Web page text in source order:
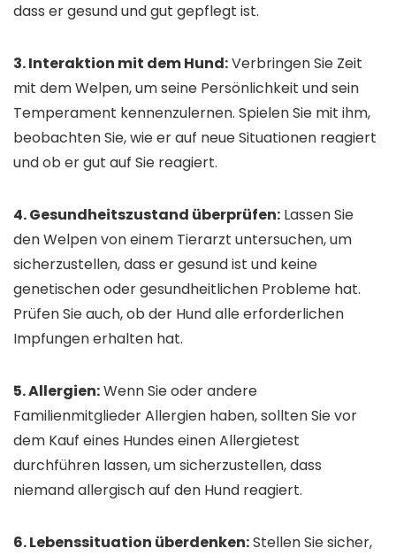
dass er gesund und gut gepflegt ist.
3. Interaktion mit dem Hund:Verbringen Sie Zeit
mit dem Welpen, um seine Persönlichkeit und sein
Temperament kennenzulernen. Spielen Sie mit ihm,
beobachten Sie, wie er auf neue Situationen reagiert
und ob er gut auf Sie reagiert.
4. Gesundheitszustand überprüfen: Lassen Sie
den Welpen von einem Tierarzt untersuchen, um
sicherzustellen, dass er gesund ist und keine
genetischen oder gesundheitlichen Probleme hat.
Prüfen Sie auch, ob der Hund alle erforderlichen
Impfungen erhalten hat.
5. Allergien:Wenn Sie oder andere
Familienmitglieder Allergien haben, sollten Sie vor
dem Kauf eines Hundes einen Allergietest
durchführen lassen, um sicherzustellen, dass
niemand allergisch auf den Hund reagiert.
6. Lebenssituation überdenken:Stellen Sie sicher,